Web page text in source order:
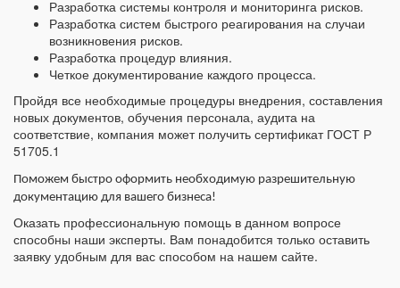
Разработка системы контроля и мониторинга рисков.
Разработка систем быстрого реагирования на случаи
возникновения рисков.
Разработка процедур влияния.
Четкое документирование каждого процесса.
Пройдя все необходимые процедуры внедрения, составления
новых документов, обучения персонала, аудита на
соответствие, компания может получить сертификат ГОСТ Р
51705.1
Поможем быстро оформить необходимую разрешительную
документацию для вашего бизнеса!
Оказать профессиональную помощь в данном вопросе
способны наши эксперты. Вам понадобится только оставить
заявку удобным для вас способом на нашем сайте.